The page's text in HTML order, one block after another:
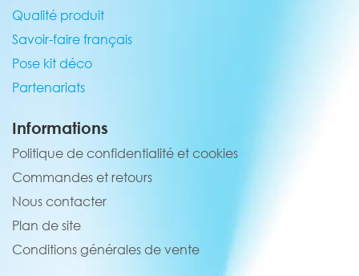
Qualité produit
Savoir-faire français
Pose kit déco
Partenariats
Informations
Politique de confidentialité et cookies
Commandes et retours
Nous contacter
Plan de site
Conditions générales de vente